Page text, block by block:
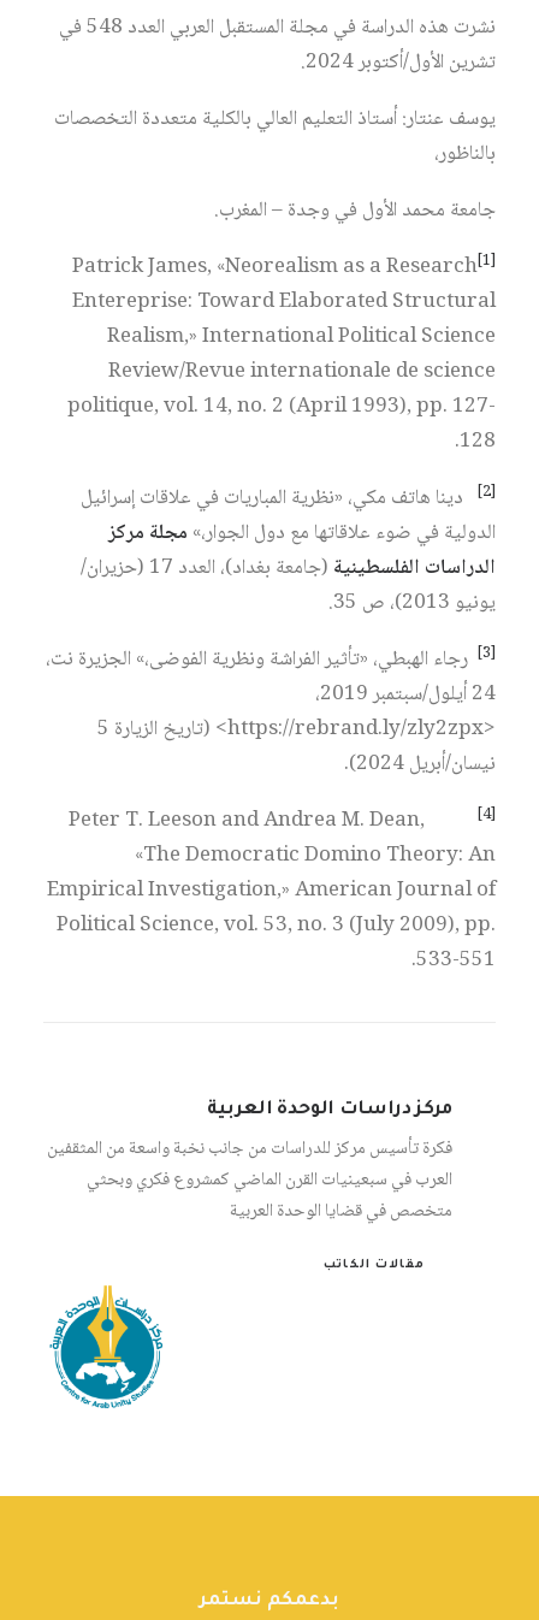
نشرت هذه الدراسة في مجلة المستقبل العربي العدد 548 في
تشرين الأول/أكتوبر 2024.
يوسف عنتار: أستاذ التعليم العالي بالكلية متعددة التخصصات
بالناظور،
جامعة محمد الأول في وجدة – المغرب.
[1]
Patrick James, «Neorealism as a Research
Entereprise: Toward Elaborated Structural
Realism,» International Political Science
Review/Revue internationale de science
politique, vol. 14, no. 2 (April 1993), pp. 127-
128.
[2]
دينا هاتف مكي، «نظرية المباريات في علاقات إسرائيل
الدولية في ضوء علاقاتها مع دول الجوار،» مجلة مركز
الدراسات الفلسطينية
(جامعة بغداد)، العدد 17 (حزيران/
يونيو 2013)، ص 35.
[3]
رجاء الهبطي، «تأثير الفراشة ونظرية الفوضى،» الجزيرة نت،
24 أيلول/سبتمبر 2019،
<https://rebrand.ly/zly2zpx> (تاريخ الزيارة 5
نيسان/أبريل 2024).
[4]
Peter T. Leeson and Andrea M. Dean,
«The Democratic Domino Theory: An
Empirical Investigation,» American Journal of
Political Science, vol. 53, no. 3 (July 2009), pp.
533-551.
مركز دراسات الوحدة العربية
فكرة تأسيس مركز للدراسات من جانب نخبة واسعة من المثقفين
العرب في سبعينيات القرن الماضي كمشروع فكري وبحثي
متخصص في قضايا الوحدة العربية
مقالات الكاتب
بدعمكم نستمر